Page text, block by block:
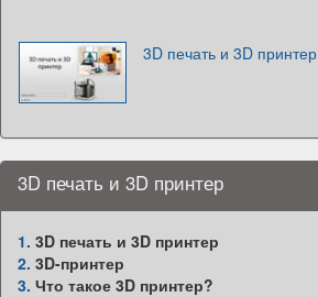
3D печать и 3D принтер
3D печать и 3D принтер
1. 3D печать и 3D принтер
2. 3D-принтер
3. Что такое 3D принтер?